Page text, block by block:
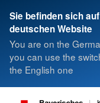
Sie befinden sich
deutschen Website
You are on the
you can use the
the English one